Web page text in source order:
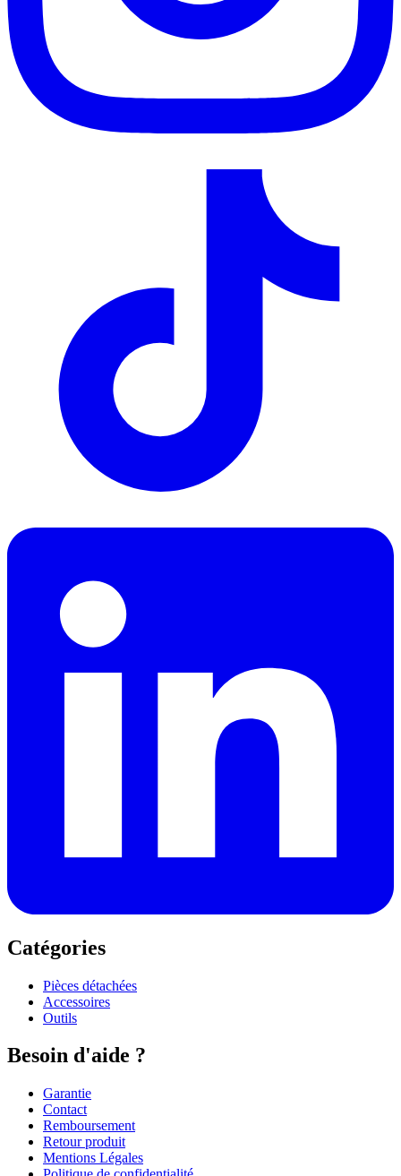
Catégories
Pièces détachées
Accessoires
Outils
Besoin d'aide ?
Garantie
Contact
Remboursement
Retour produit
Mentions Légales